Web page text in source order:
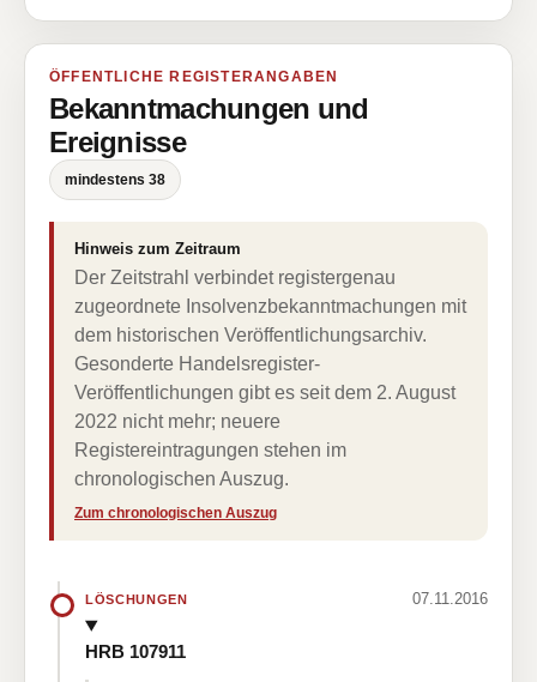
ÖFFENTLICHE REGISTERANGABEN
Bekanntmachungen und
Ereignisse
mindestens 38
Hinweis zum Zeitraum
Der Zeitstrahl verbindet registergenau
zugeordnete Insolvenzbekanntmachungen mit
dem historischen Veröffentlichungsarchiv.
Gesonderte Handelsregister-
Veröffentlichungen gibt es seit dem 2. August
2022 nicht mehr; neuere
Registereintragungen stehen im
chronologischen Auszug.
Zum chronologischen Auszug
LÖSCHUNGEN 07.11.2016
HRB 107911